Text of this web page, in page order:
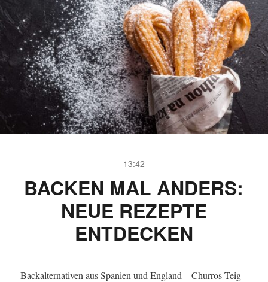
13:42
BACKEN MAL ANDERS:
NEUE REZEPTE
ENTDECKEN
Backalternativen aus Spanien und England – Churros Teig